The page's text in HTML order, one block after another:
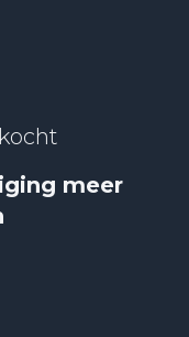
meer